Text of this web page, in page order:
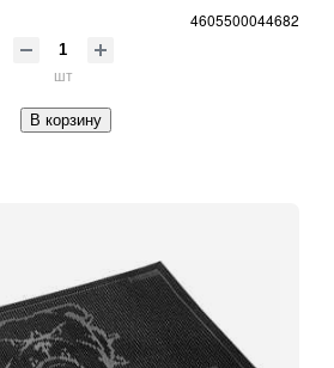
4605500044682
шт
В корзину